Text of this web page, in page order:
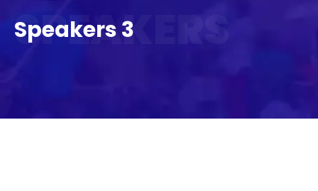
SPEAKERS
Speakers 3